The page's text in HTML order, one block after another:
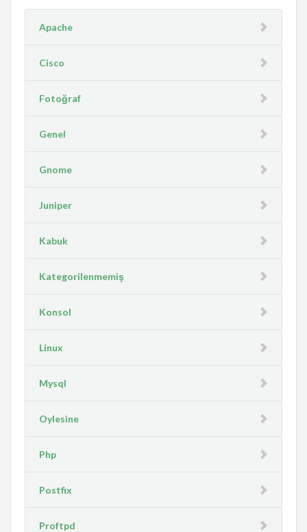
Apache
Cisco
Fotoğraf
Genel
Gnome
Juniper
Kabuk
Kategorilenmemiş
Konsol
Linux
Mysql
Oylesine
Php
Postfix
Proftpd